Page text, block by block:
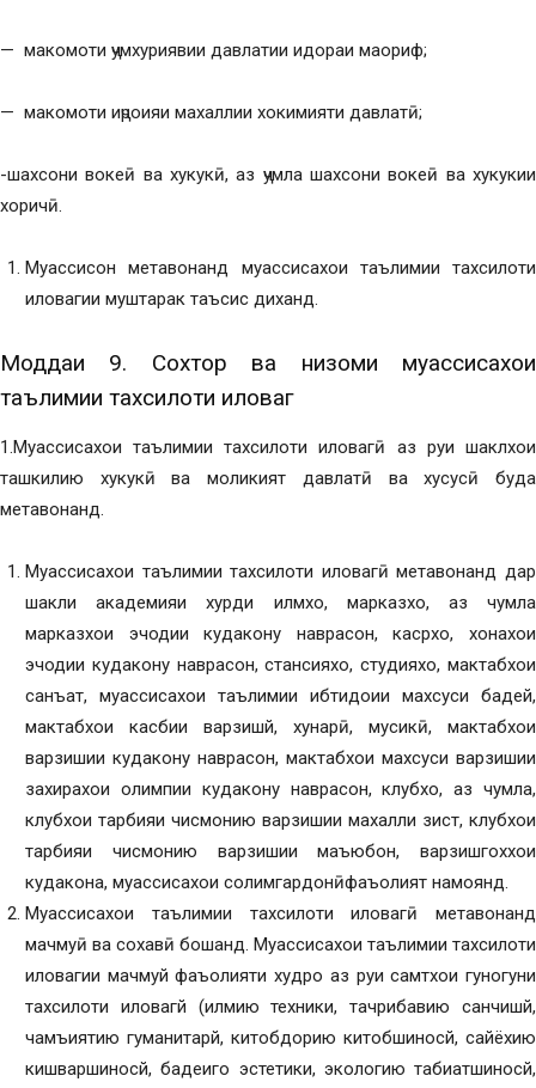
— макомоти ҷумхуриявии давлатии идораи маориф;
— макомоти иҷроияи махаллии хокимияти давлатӣ;
-шахсони вокеӣ ва хукукӣ, аз ҷумла шахсони вокеӣ ва хукукии
хоричӣ.
Муассисон метавонанд муассисахои таълимии тахсилоти
иловагии муштарак таъсис диханд.
Моддаи 9. Сохтор ва низоми муассисахои
таълимии тахсилоти иловагӣ
1.Муассисахои таълимии тахсилоти иловагӣ аз руи шаклхои
ташкилию хукукӣ ва моликият давлатӣ ва хусусӣ буда
метавонанд.
Муассисахои таълимии тахсилоти иловагӣ метавонанд дар
шакли академияи хурди илмхо, марказхо, аз чумла
марказхои эчодии кудакону наврасон, касрхо, хонахои
эчодии кудакону наврасон, стансияхо, студияхо, мактабхои
санъат, муассисахои таълимии ибтидоии махсуси бадей,
мактабхои касбии варзишй, хунарӣ, мусикӣ, мактабхои
варзишии кудакону наврасон, мактабхои махсуси варзишии
захирахои олимпии кудакону наврасон, клубхо, аз чумла,
клубхои тарбияи чисмонию варзишии махалли зист, клубхои
тарбияи чисмонию варзишии маъюбон, варзишгоххои
кудакона, муассисахои солимгардонӣфаъолият намоянд.
Муассисахои таълимии тахсилоти иловагӣ метавонанд
мачмуӣ ва сохавӣ бошанд. Муассисахои таълимии тахсилоти
иловагии мачмуй фаъолияти худро аз руи самтхои гуногуни
тахсилоти иловагй (илмию техники, тачрибавию санчишй,
чамъиятию гуманитарй, китобдорию китобшиносй, сайёхию
кишваршиносй, бадеиго эстетики, экологию табиатшиносй,